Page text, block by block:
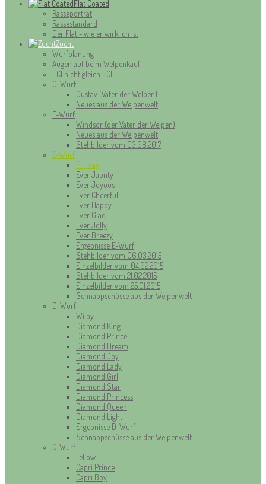
Flat Coated
Rasseporträt
Rassestandard
Der Flat - wie er wirklich ist
Zucht
Wurfplanung
Augen auf beim Welpenkauf
FCI nicht gleich FCI
G-Wurf
Gustav (Vater der Welpen)
Neues aus der Welpenwelt
F-Wurf
Windsor (der Vater der Welpen)
Neues aus der Welpenwelt
Stehbilder vom 03.08.2017
E-Wurf
Finnlay
Ever Jaunty
Ever Joyous
Ever Cheerful
Ever Happy
Ever Glad
Ever Jolly
Ever Breezy
Ergebnisse E-Wurf
Stehbilder vom 06.03.2015
Einzelbilder vom 04.02.2015
Stehbilder vom 21.02.2015
Einzelbilder vom 25.01.2015
Schnappschüsse aus der Welpenwelt
D-Wurf
Wilby
Diamond King
Diamond Prince
Diamond Dream
Diamond Joy
Diamond Lady
Diamond Girl
Diamond Star
Diamond Princess
Diamond Queen
Diamond Light
Ergebnisse D-Wurf
Schnappschüsse aus der Welpenwelt
C-Wurf
Fellow
Capri Prince
Capri Boy